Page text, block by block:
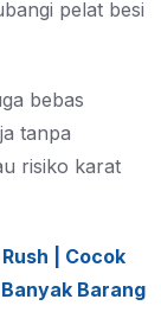
pelat besi
bebas
tanpa
risiko karat
| Cocok
Barang